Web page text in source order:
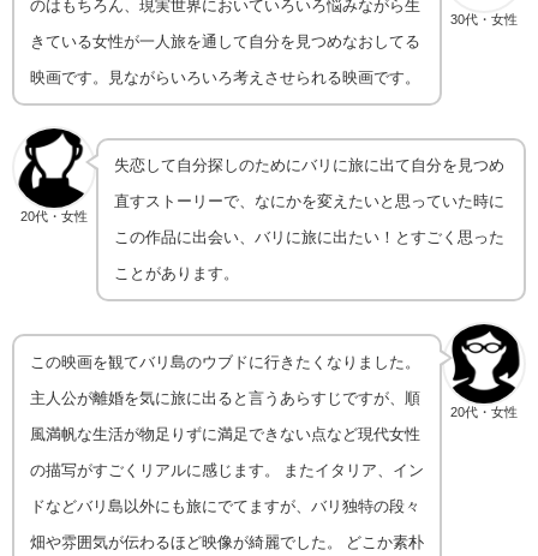
30代・女性
のはもちろん、現実世界においていろいろ悩みながら生
きている女性が一人旅を通して自分を見つめなおしてる
映画です。見ながらいろいろ考えさせられる映画です。
20代・女性
失恋して自分探しのためにバリに旅に出て自分を見つめ
直すストーリーで、なにかを変えたいと思っていた時に
この作品に出会い、バリに旅に出たい！とすごく思った
ことがあります。
20代・女性
この映画を観てバリ島のウブドに行きたくなりました。
主人公が離婚を気に旅に出ると言うあらすじですが、順
風満帆な生活が物足りずに満足できない点など現代女性
の描写がすごくリアルに感じます。 またイタリア、イン
ドなどバリ島以外にも旅にでてますが、バリ独特の段々
畑や雰囲気が伝わるほど映像が綺麗でした。 どこか素朴